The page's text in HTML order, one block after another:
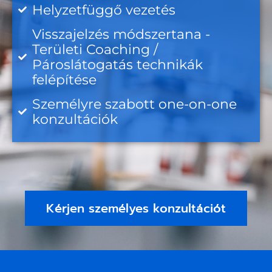
Helyzetfüggő vezetés
Visszajelzés módszertana -
Területi Coaching /
Pároslátogatás technikák
felépítése
Személyre szabott one-on-one
konzultációk
Kérjen személyes konzultációt